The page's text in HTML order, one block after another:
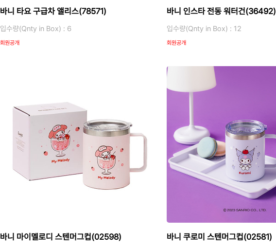
바니 타요 구급차 앨리스(78571)
입수량(Qnty in Box) : 6
회원공개
바니 인스타 전동 워터건(36492)
입수량(Qnty in Box) : 12
회원공개
바니 마이멜로디 스텐머그컵(02598) 바니 쿠로미 스텐머그컵(02581)